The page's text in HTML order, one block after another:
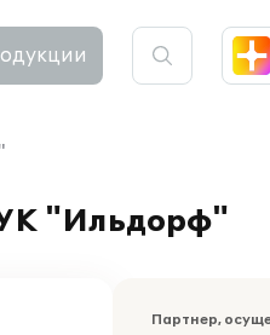
"Ильдорф"
Партнер,